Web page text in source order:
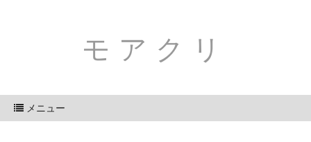
モアクリ
メニュー